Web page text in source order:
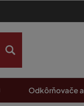
Odkôrňovače